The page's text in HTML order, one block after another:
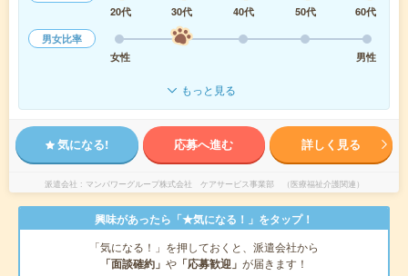
20代
30代 40代 50代
60代
男女比率
女性
男性
もっと見る
気になる! 応募へ進む 詳しく見る
派遣会社 マンパワーグループ株式会社 ケアサービス事業部 （医療福祉介護関連）
興味があったら「★気になる！」をタップ！
「気になる！」を押しておくと、派遣会社から
「面談確約」 や 「応募歓迎」 が届きます！